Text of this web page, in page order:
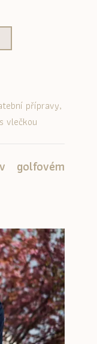
přípravy
vlečkou
golfovém